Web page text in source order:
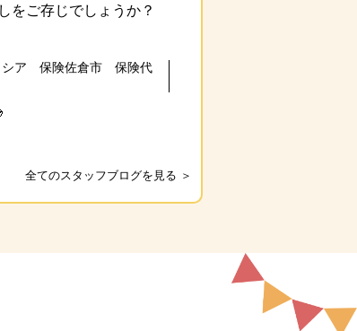
をご存じでしょうか？
シア 保険佐倉市 保険代
全てのスタッフブログを見る ＞